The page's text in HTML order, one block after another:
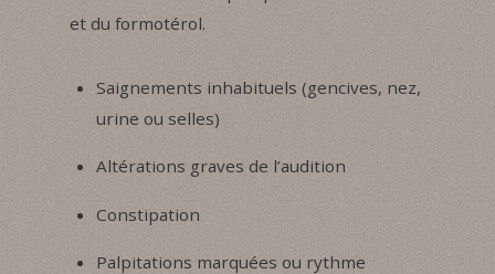
et du formotérol.
Saignements inhabituels (gencives, nez,
urine ou selles)
Altérations graves de l’audition
Constipation
Palpitations marquées ou rythme